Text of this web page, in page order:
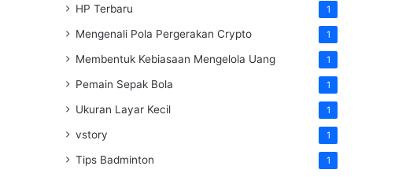
HP Terbaru 1
Mengenali Pola Pergerakan Crypto 1
Membentuk Kebiasaan Mengelola Uang 1
Pemain Sepak Bola 1
Ukuran Layar Kecil 1
vstory 1
Tips Badminton 1